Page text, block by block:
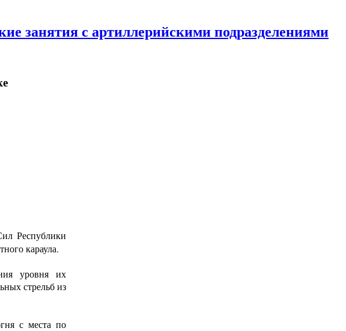
занятия с артиллерийскими подразделениями
Республики
караула.
уровня их
стрельб из
с места по